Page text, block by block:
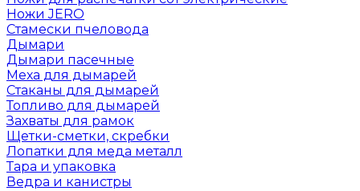
Ножи JERO
Стамески пчеловода
Дымари
Дымари пасечные
Меха для дымарей
Стаканы для дымарей
Топливо для дымарей
Захваты для рамок
Щетки-сметки, скребки
Лопатки для меда металл
Тара и упаковка
Ведра и канистры